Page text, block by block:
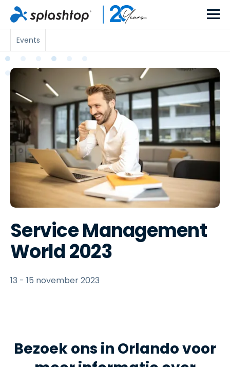
Events
Service Management
World 2023
13 - 15 november 2023
Bezoek ons in Orlando voor